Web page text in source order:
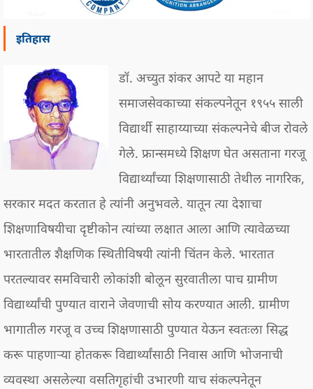
इतिहास
डॉ. अच्युत शंकर आपटे या महान
समाजसेवकाच्या संकल्पनेतून १९५५ साली
विद्यार्थी साहाय्याच्या संकल्पनेचे बीज रोवले
गेले. फ्रान्समध्ये शिक्षण घेत असताना गरजू
विद्यार्थ्यांच्या शिक्षणासाठी तेथील नागरिक,
सरकार मदत करतात हे त्यांनी अनुभवले. यातून त्या देशाचा
शिक्षणाविषयीचा दृष्टीकोन त्यांच्या लक्षात आला आणि त्यावेळच्या
भारतातील शैक्षणिक स्थितीविषयी त्यांनी चिंतन केले. भारतात
परतल्यावर समविचारी लोकांशी बोलून सुरवातीला पाच ग्रामीण
विद्यार्थ्यांची पुण्यात वाराने जेवणाची सोय करण्यात आली. ग्रामीण
भागातील गरजू व उच्च शिक्षणासाठी पुण्यात येऊन स्वतःला सिद्ध
करू पाहणाऱ्या होतकरू विद्यार्थ्यांसाठी निवास आणि भोजनाची
व्यवस्था असलेल्या वसतिगृहांची उभारणी याच संकल्पनेतून